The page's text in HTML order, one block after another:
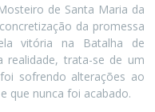
de Santa Maria da
da promessa
vitória na Batalha de
realidade, trata-se de um
sofrendo alterações ao
que nunca foi acabado.